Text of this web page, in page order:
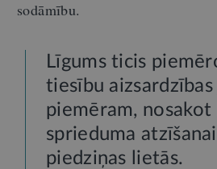
sodāmību.
Līgums ticis
tiesību
piemēram,
sprieduma
piedziņas lietās.